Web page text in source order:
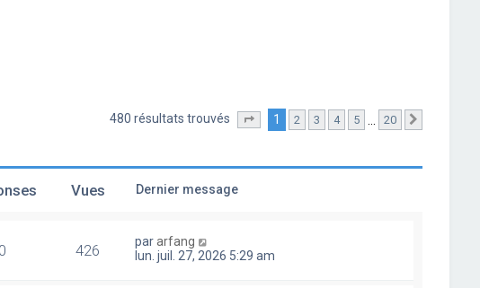
480 résultats trouvés Page sur 20
1 2 3 4 5 20
Vues Dernier message
0 426 pararfang
lun. juil. 27, 2026 5:29 am